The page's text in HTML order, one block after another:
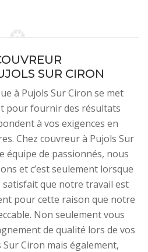
SUR CIRON
à Pujols Sur Ciron se met
pour fournir des résultats
à vos exigences en
Chez couvreur à Pujols Sur
équipe de passionnés, nous
et c’est seulement lorsque
satisfait que notre travail est
pour cette raison que notre
Non seulement vous
de qualité lors de vos
Ciron mais également,